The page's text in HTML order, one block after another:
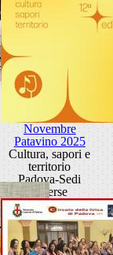
Novembre
Patavino 2025
Cultura, sapori e
territorio
Padova-Sedi
diverse